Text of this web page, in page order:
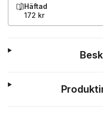
Häftad
172 kr